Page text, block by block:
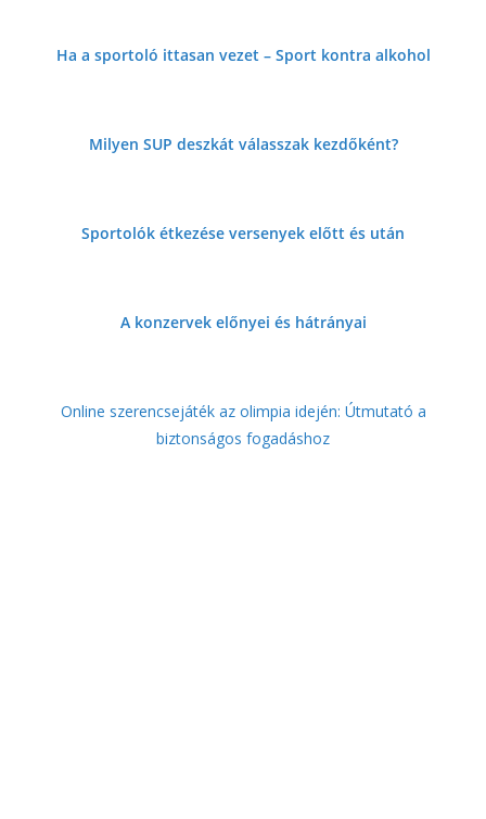
Ha a sportoló ittasan vezet – Sport kontra alkohol
Milyen SUP deszkát válasszak kezdőként?
Sportolók étkezése versenyek előtt és után
A konzervek előnyei és hátrányai
Online szerencsejáték az olimpia idején: Útmutató a
biztonságos fogadáshoz